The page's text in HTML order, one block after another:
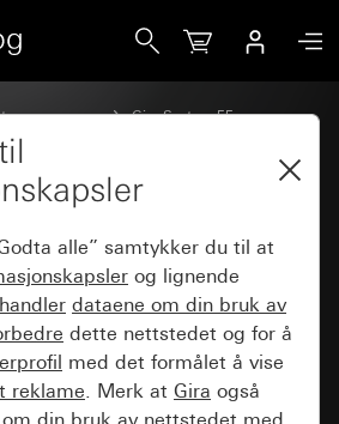
Gira System 55
16 A 250 V
og USB-
dobbel
C
alle” samtykker du til at
og lignende
dataene om din bruk av
dette nettstedet og for å
med det formålet å vise
reklame. Merk at Gira også